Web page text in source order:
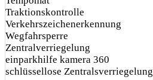
Traktionskontrolle
Verkehrszeichenerkennung
Wegfahrsperre
Zentralverriegelung
einparkhilfe kamera 360
schlüssellose Zentralsverriegelung